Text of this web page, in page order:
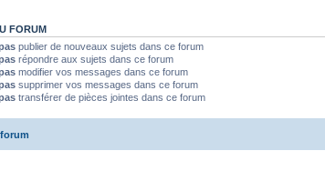
FORUM
publier de nouveaux sujets dans ce forum
répondre aux sujets dans ce forum
modifier vos messages dans ce forum
supprimer vos messages dans ce forum
transférer de pièces jointes dans ce forum